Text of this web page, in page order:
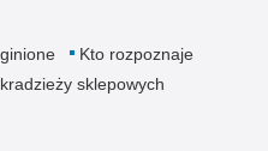
Kto rozpoznaje
sklepowych